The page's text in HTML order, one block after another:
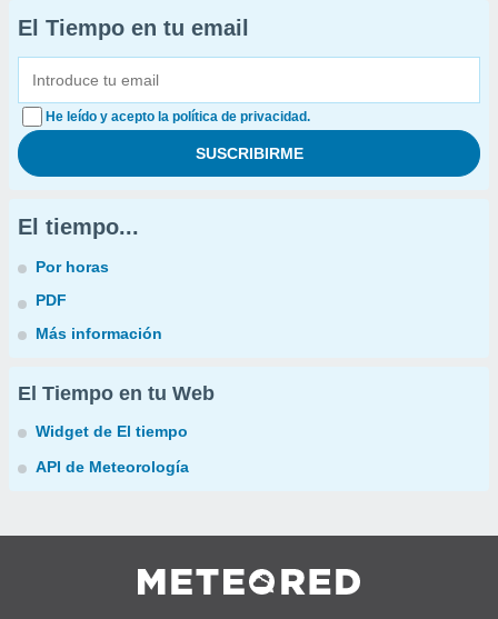
El Tiempo en tu email
He leído y acepto la política de privacidad.
El tiempo...
Por horas
PDF
Más información
El Tiempo en tu Web
Widget de El tiempo
API de Meteorología